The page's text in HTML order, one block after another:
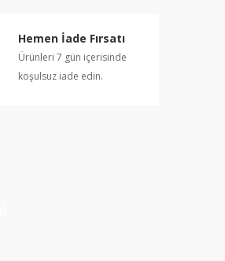
Hemen İade Fırsatı
Ürünleri 7 gün içerisinde
koşulsuz iade edin.